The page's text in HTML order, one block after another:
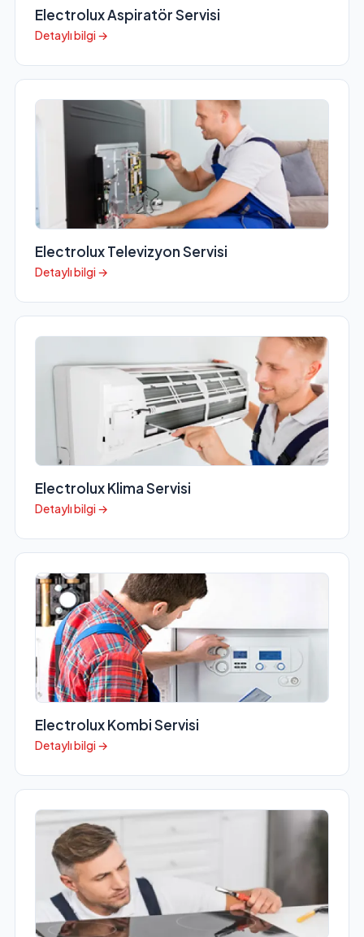
Electrolux Aspiratör Servisi
Detaylı bilgi →
Electrolux Televizyon Servisi
Detaylı bilgi →
Electrolux Klima Servisi
Detaylı bilgi →
Electrolux Kombi Servisi
Detaylı bilgi →